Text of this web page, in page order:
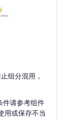
组分混用，
件请参考组件
用或保存不当